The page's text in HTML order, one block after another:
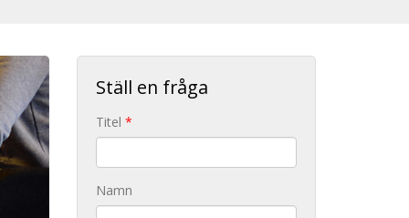
Ställ en fråga
Titel *
Namn